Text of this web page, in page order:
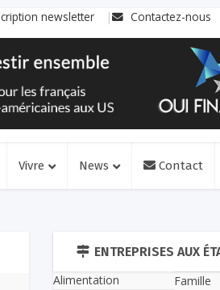
newsletter Contactez-nous
Vivre News Contact
ENTREPRISES AUX
Alimentation
Famille